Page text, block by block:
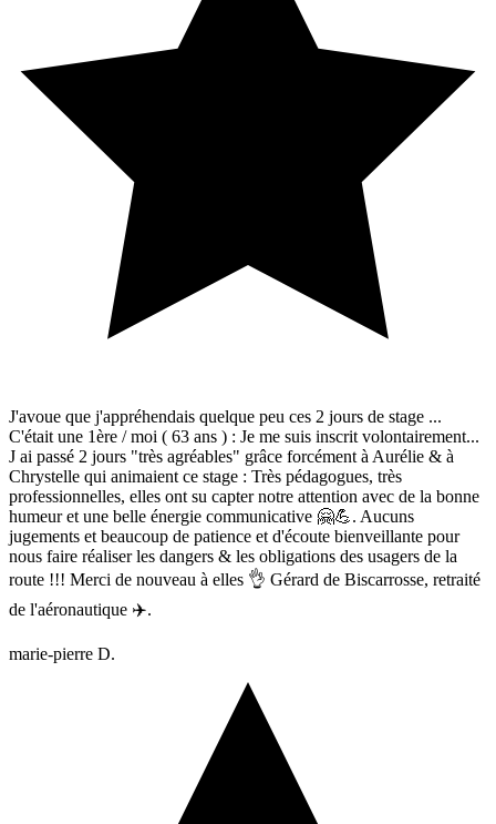
J'avoue que j'appréhendais quelque peu ces 2 jours de stage ...
C'était une 1ère / moi ( 63 ans ) : Je me suis inscrit volontairement...
J ai passé 2 jours "très agréables" grâce forcément à Aurélie & à
Chrystelle qui animaient ce stage : Très pédagogues, très
professionnelles, elles ont su capter notre attention avec de la bonne
humeur et une belle énergie communicative 🤗💪. Aucuns
jugements et beaucoup de patience et d'écoute bienveillante pour
nous faire réaliser les dangers & les obligations des usagers de la
route !!! Merci de nouveau à elles 👌 Gérard de Biscarrosse, retraité
de l'aéronautique ✈️.
marie-pierre D.